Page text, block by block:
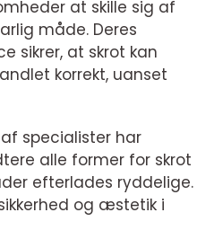
at skille sig af
måde. Deres
sikrer, at skrot kan
korrekt, uanset
specialister har
alle former for skrot
efterlades ryddelige.
og æstetik i